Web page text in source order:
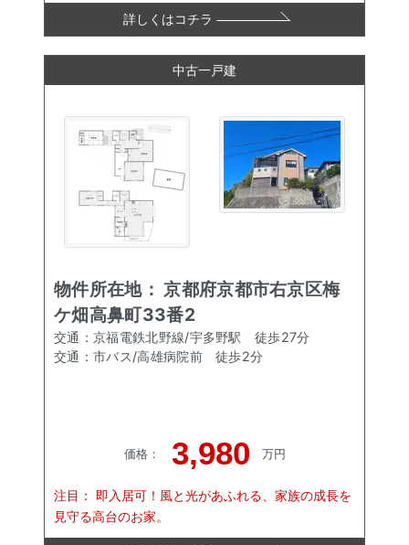
詳しくはコチラ
中古一戸建
物件所在地：京都府京都市右京区梅
ケ畑高鼻町33番2
交通： 京福電鉄北野線/宇多野駅 徒歩27分
交通： 市バス/高雄病院前徒歩2分
価格： 3,980 万円
注目： 即入居可！風と光があふれる、家族の成長を
見守る高台のお家。